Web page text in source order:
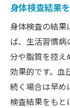
身体検査結果
身体検査の結果
ば、生活習慣
分や脂質を控え
効果的です。血
続く場合は早め
検査結果をもと